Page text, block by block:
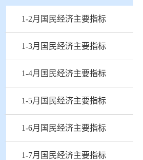
1-2月国民经济主要指标
1-3月国民经济主要指标
1-4月国民经济主要指标
1-5月国民经济主要指标
1-6月国民经济主要指标
1-7月国民经济主要指标